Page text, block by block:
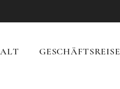
GESCHÄFTSREISE